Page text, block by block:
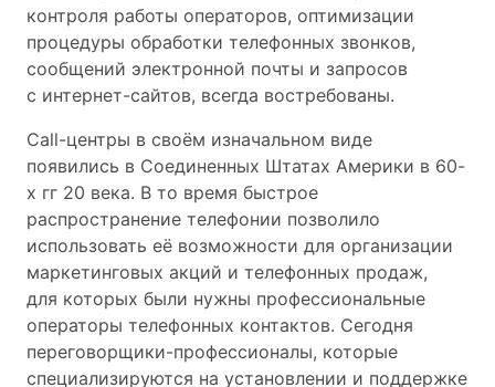
контроля работы операторов, оптимизации
процедуры обработки телефонных звонков,
сообщений электронной почты и запросов
с интернет-сайтов, всегда востребованы.
Call-центры в своём изначальном виде
появились в Соединенных Штатах Америки в 60-
х гг 20 века. В то время быстрое
распространение телефонии позволило
использовать её возможности для организации
маркетинговых акций и телефонных продаж,
для которых были нужны профессиональные
операторы телефонных контактов. Сегодня
переговорщики-профессионалы, которые
специализируются на установлении и поддержке